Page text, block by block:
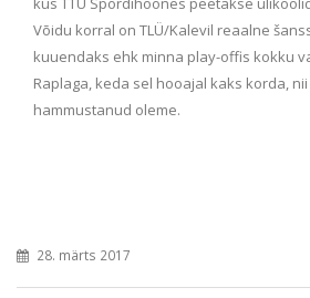
Võidu korral on TLÜ/Kalevil reaalne
kuuendaks ehk minna play-offis kokku
Raplaga, keda sel hooajal kaks korda,
hammustanud oleme.
28. märts 2017